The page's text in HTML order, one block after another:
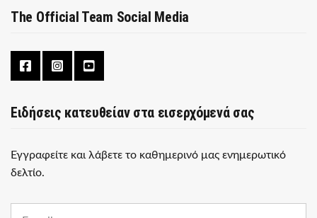
The Official Team Social Media
Ειδήσεις κατευθείαν στα εισερχόμενά σας
Εγγραφείτε και λάβετε το καθημερινό μας ενημερωτικό
δελτίο.